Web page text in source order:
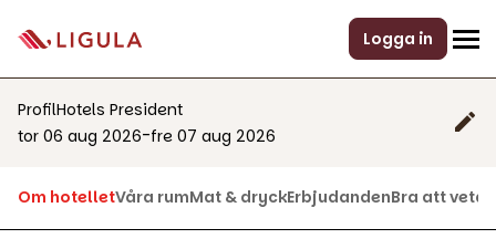
Logga in
ProfilHotels President
tor 06 aug 2026-fre 07 aug 2026
Om hotelletVåra rumMat & dryckErbjudandenBra att veta